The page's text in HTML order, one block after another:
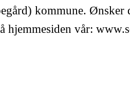
kommune. Ønsker
hjemmesiden vår: